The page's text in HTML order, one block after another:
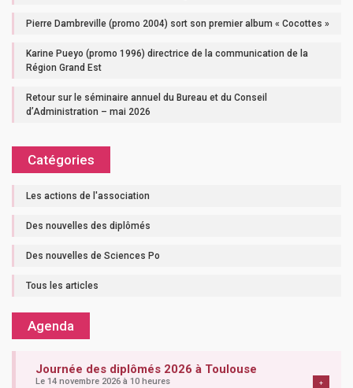
Pierre Dambreville (promo 2004) sort son premier album « Cocottes »
Karine Pueyo (promo 1996) directrice de la communication de la
Région Grand Est
Retour sur le séminaire annuel du Bureau et du Conseil
d’Administration – mai 2026
Catégories
Les actions de l'association
Des nouvelles des diplômés
Des nouvelles de Sciences Po
Tous les articles
Agenda
Journée des diplômés 2026 à Toulouse
Le 14 novembre 2026 à 10 heures +